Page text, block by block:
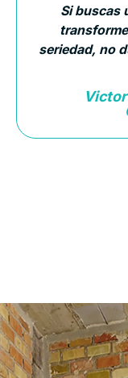
Si buscas
seriedad, no